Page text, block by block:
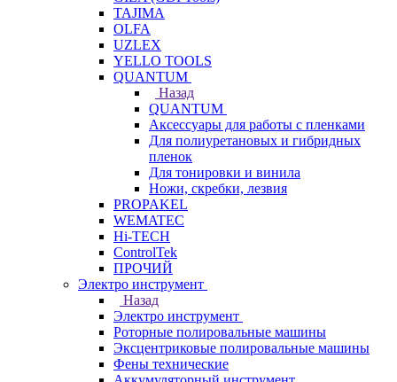
TAJIMA
OLFA
UZLEX
YELLO TOOLS
QUANTUM
Назад
QUANTUM
Аксессуары для работы с пленками
Для полиуретановых и гибридных
пленок
Для тонировки и винила
Ножи, скребки, лезвия
PROPAKEL
WEMATEC
Hi-TECH
ControlTek
ПРОЧИЙ
Электро инструмент
Назад
Электро инструмент
Роторные полировальные машины
Эксцентриковые полировальные машины
Фены технические